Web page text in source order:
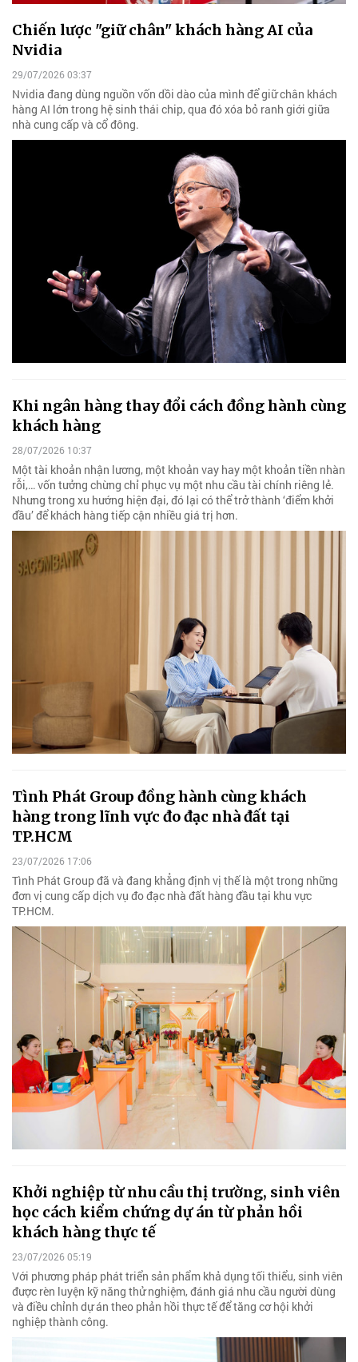
Chiến lược "giữ chân" khách hàng AI của
Nvidia
29/07/2026 03:37
Nvidia đang dùng nguồn vốn dồi dào của mình để giữ chân khách
hàng AI lớn trong hệ sinh thái chip, qua đó xóa bỏ ranh giới giữa
nhà cung cấp và cổ đông.
Khi ngân hàng thay đổi cách đồng hành cùng
khách hàng
28/07/2026 10:37
Một tài khoản nhận lương, một khoản vay hay một khoản tiền nhàn
rỗi,… vốn tưởng chừng chỉ phục vụ một nhu cầu tài chính riêng lẻ.
Nhưng trong xu hướng hiện đại, đó lại có thể trở thành ‘điểm khởi
đầu’ để khách hàng tiếp cận nhiều giá trị hơn.
Tình Phát Group đồng hành cùng khách
hàng trong lĩnh vực đo đạc nhà đất tại
TP.HCM
23/07/2026 17:06
Tình Phát Group đã và đang khẳng định vị thế là một trong những
đơn vị cung cấp dịch vụ đo đạc nhà đất hàng đầu tại khu vực
TP.HCM.
Khởi nghiệp từ nhu cầu thị trường, sinh viên
học cách kiểm chứng dự án từ phản hồi
khách hàng thực tế
23/07/2026 05:19
Với phương pháp phát triển sản phẩm khả dụng tối thiểu, sinh viên
được rèn luyện kỹ năng thử nghiệm, đánh giá nhu cầu người dùng
và điều chỉnh dự án theo phản hồi thực tế để tăng cơ hội khởi
nghiệp thành công.